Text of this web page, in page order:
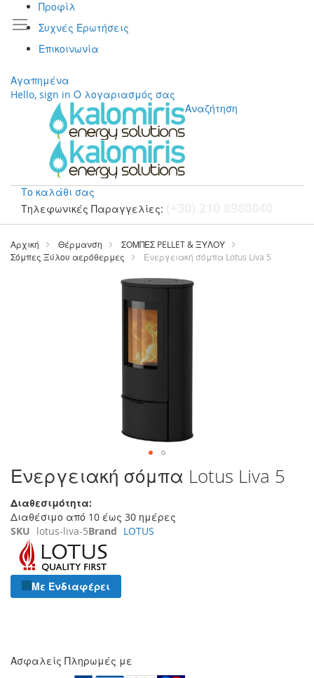
Προφίλ
Συχνές Ερωτήσεις
Επικοινωνία
Αγαπημένα
Hello, sign in Ο λογαριασμός σας
Αναζήτηση
Το καλάθι σας
Τηλεφωνικές Παραγγελίες:
Μετάβαση
περιεχόμενο
Αρχική Θέρμανση
ΣΟΜΠΕΣ PELLET & ΞΥΛΟΥ
Σόμπες Ξύλου αερόθερμες
Ενεργειακή σόμπα Lotus Liva 5
Μετάβαση
στην
αρχή
της
συλλογής
εικόνων
Ενεργειακή σόμπα Lotus Liva 5
Διαθεσιμότητα:
Διαθέσιμο από 10 έως 30 ημέρες
SKU lotus-liva-5Brand LOTUS
Με Ενδιαφέρει
Ασφαλείς Πληρωμές με